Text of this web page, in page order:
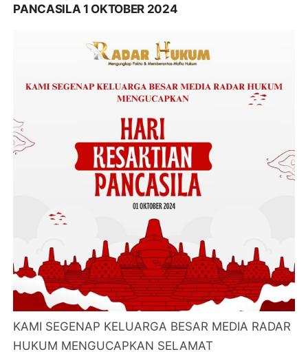
PANCASILA 1 OKTOBER 2024
KAMI SEGENAP KELUARGA BESAR MEDIA RADAR
HUKUM MENGUCAPKAN SELAMAT